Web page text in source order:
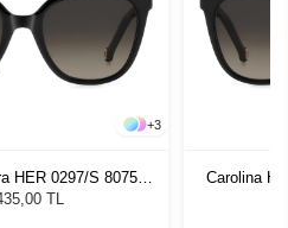
+3
HER 0297/S 80753
Gözlüğü
TL
Carolina